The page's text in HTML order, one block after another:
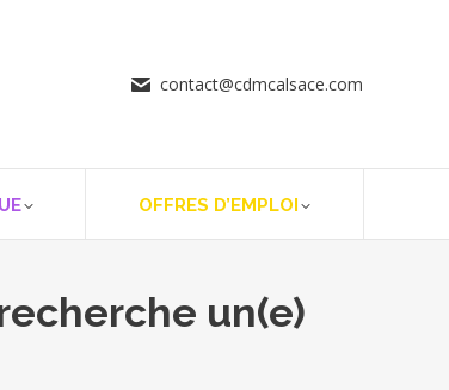
contact@cdmcalsace.com
OFFRES D’EMPLOI
un(e)